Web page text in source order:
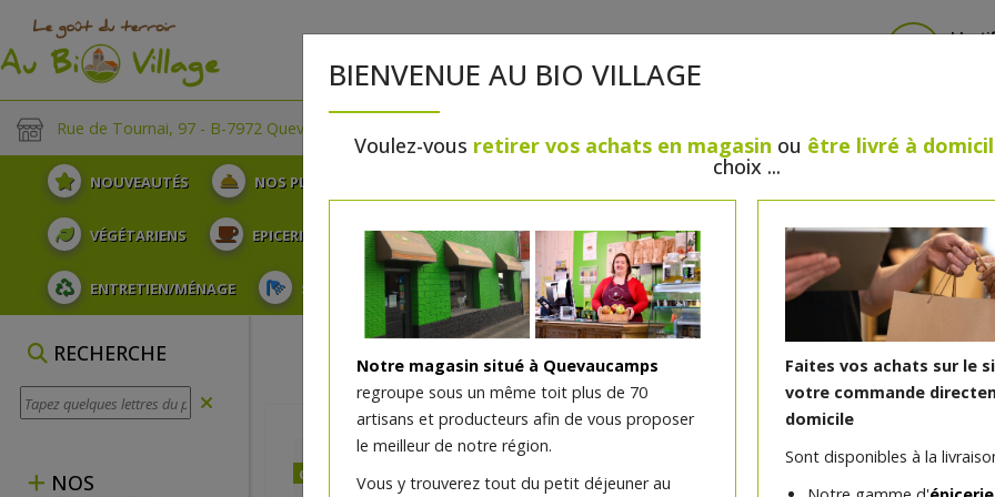
Rue de Tournai, 97 - B-7972 Quevaucamps
NOUVEAUTÉS NOS PLATEAUX
VÉGÉTARIENS EPICERIE PLATS TRAITEUR BOULANGERIE / PÂTISSERIE SANS GLUTEN, SANS
ENTRETIEN/MÉNAGE SOINS ET HYGIÈNE DU CORPS BEAUTÉ HUILES ESSENTIELLES MAISON
RECHERCHE
NOS
BIENVENUE AU BIO VILLAGE
Voulez-vous retirer vos achats en magasin ou être livré à
choix ...
Notre magasin situé à Quevaucamps
regroupe sous un même toit plus de 70
artisans et producteurs afin de vous proposer
le meilleur de notre région.
Vous y trouverez tout du petit déjeuner au
Faites vos achats sur le
votre commande
domicile
Sont disponibles à la
dès vendredi 07/08 (10:00)
Flexarome –